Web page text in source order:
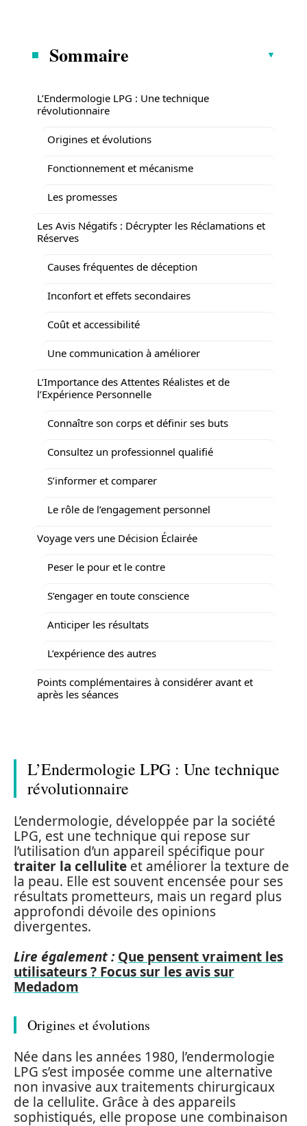
Sommaire
L’Endermologie LPG : Une technique
révolutionnaire
Origines et évolutions
Fonctionnement et mécanisme
Les promesses
Les Avis Négatifs : Décrypter les Réclamations et
Réserves
Causes fréquentes de déception
Inconfort et effets secondaires
Coût et accessibilité
Une communication à améliorer
L’Importance des Attentes Réalistes et de
l’Expérience Personnelle
Connaître son corps et définir ses buts
Consultez un professionnel qualifié
S’informer et comparer
Le rôle de l’engagement personnel
Voyage vers une Décision Éclairée
Peser le pour et le contre
S’engager en toute conscience
Anticiper les résultats
L’expérience des autres
Points complémentaires à considérer avant et
après les séances
L’Endermologie LPG : Une technique
révolutionnaire
L’endermologie, développée par la société
LPG, est une technique qui repose sur
l’utilisation d’un appareil spécifique pour
traiter la cellulite et améliorer la texture de
la peau. Elle est souvent encensée pour ses
résultats prometteurs, mais un regard plus
approfondi dévoile des opinions
divergentes.
Lire également : Que pensent vraiment les
utilisateurs ? Focus sur les avis sur
Medadom
Origines et évolutions
Née dans les années 1980, l’endermologie
LPG s’est imposée comme une alternative
non invasive aux traitements chirurgicaux
de la cellulite. Grâce à des appareils
sophistiqués, elle propose une combinaison